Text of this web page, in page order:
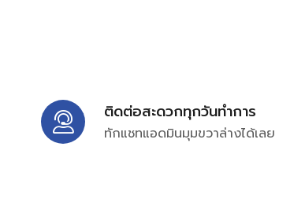
ติดต่อสะดวกทุกวันทำการ
ทักแชทแอดมินมุมขวาล่างได้เลย